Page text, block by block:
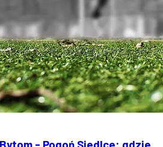
- Pogoń Siedlce: gdzie